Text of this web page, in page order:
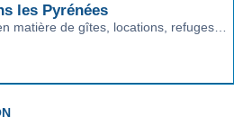
les Pyrénées
matière de gîtes, locations, refuges…